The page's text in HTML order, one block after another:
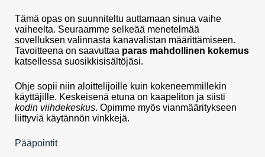
Tämä opas on suunniteltu auttamaan sinua vaihe
vaiheelta. Seuraamme selkeää menetelmää
sovelluksen valinnasta kanavalistan määrittämiseen.
Tavoitteena on saavuttaa paras mahdollinen kokemus
katsellessa suosikkisisältöjäsi.
Ohje sopii niin aloittelijoille kuin kokeneemmillekin
käyttäjille. Keskeisenä etuna on kaapeliton ja siisti
kodin viihdekeskus. Opimme myös vianmääritykseen
liittyviä käytännön vinkkejä.
Pääpointit